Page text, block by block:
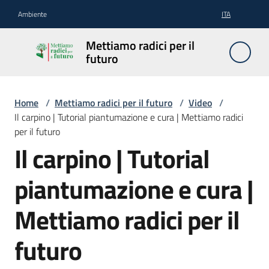
Ambiente ITA
Mettiamo radici per il
futuro
Mettiamo
radici per
il futuro
Il
progetto
Come
funziona
Come
curare
gli
alberi
Home / Mettiamo radici per il futuro / Video /
Il carpino | Tutorial piantumazione e cura | Mettiamo radici
per il futuro
Il carpino | Tutorial
piantumazione e cura |
Mettiamo radici per il
futuro